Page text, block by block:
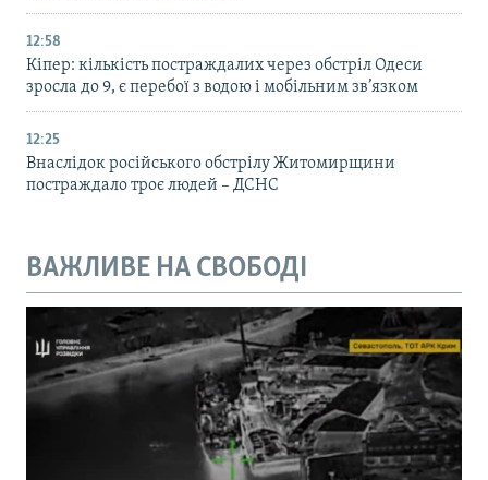
12:58
Кіпер: кількість постраждалих через обстріл Одеси
зросла до 9, є перебої з водою і мобільним зв’язком
12:25
Внаслідок російського обстрілу Житомирщини
постраждало троє людей – ДСНС
ВАЖЛИВЕ НА СВОБОДІ